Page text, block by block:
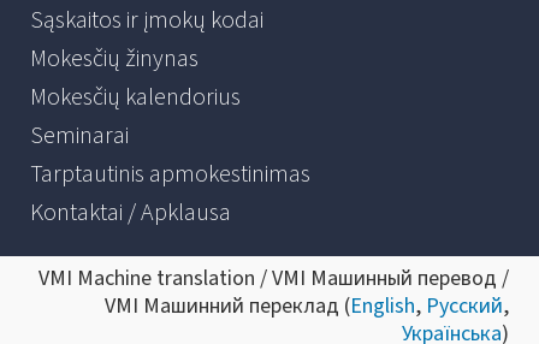
Sąskaitos ir įmokų kodai
Mokesčių žinynas
Mokesčių kalendorius
Seminarai
Tarptautinis apmokestinimas
Kontaktai / Apklausa
VMI Machine translation / VMI Машинный перевод /
VMI Машинний переклад (English, Русский,
Українська)